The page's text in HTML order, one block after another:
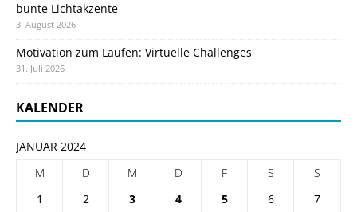
bunte Lichtakzente
3. August 2026
Motivation zum Laufen: Virtuelle Challenges
31. Juli 2026
KALENDER
JANUAR 2024
M
D M D F S
S
1
2 3 4 5 6 7